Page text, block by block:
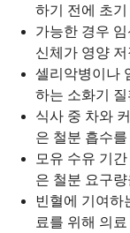
하기 전에 초
가능한 경우
신체가 영양
셀리악병이나
하는 소화기
식사 중 차와
은 철분 흡수
모유 수유 기
은 철분 요구
빈혈에 기여하
료를 위해 의